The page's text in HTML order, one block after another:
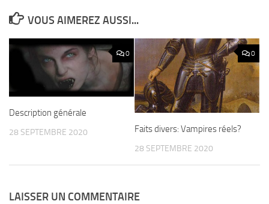
VOUS AIMEREZ AUSSI...
0
Description générale
28 SEPTEMBRE 2020
0
Faits divers: Vampires réels?
28 SEPTEMBRE 2020
LAISSER UN COMMENTAIRE